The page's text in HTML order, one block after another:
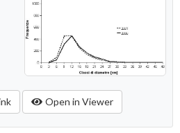
Open in Viewer